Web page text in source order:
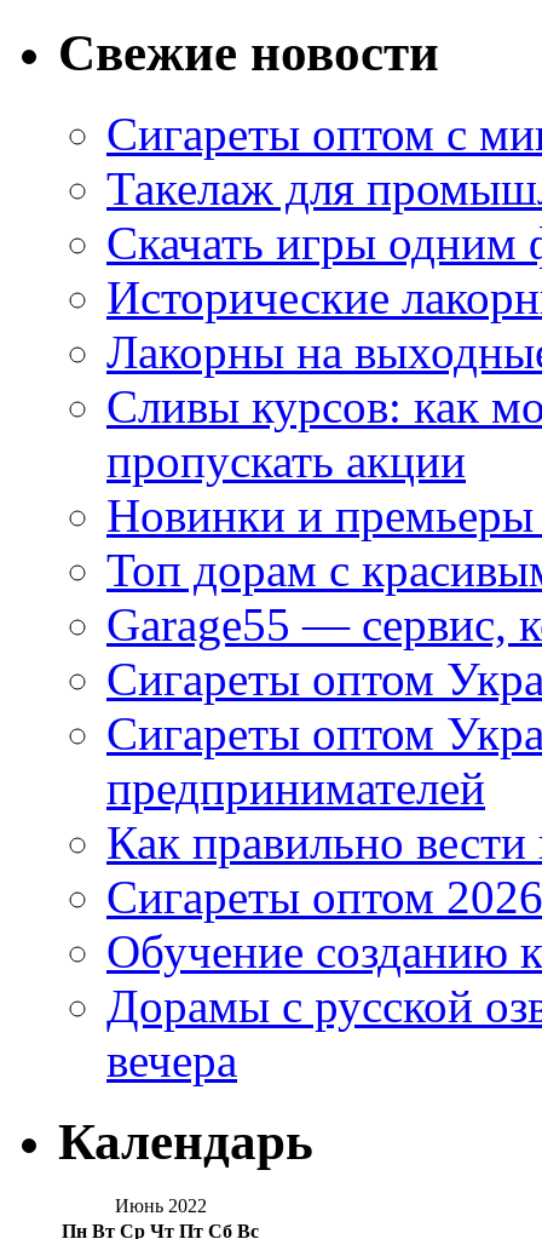
Свежие новости
Сигареты оптом с
Такелаж для
Скачать игры одним
Исторические
Лакорны на
Сливы курсов: как
пропускать акции
Новинки и
Топ дорам с
Garage55 — сервис,
Сигареты оптом
Сигареты оптом
предпринимателей
Как правильно
Сигареты оптом
Обучение созданию
Дорамы с русской
вечера
Календарь
Июнь 2022
Пн Вт Ср Чт Пт Сб Вс